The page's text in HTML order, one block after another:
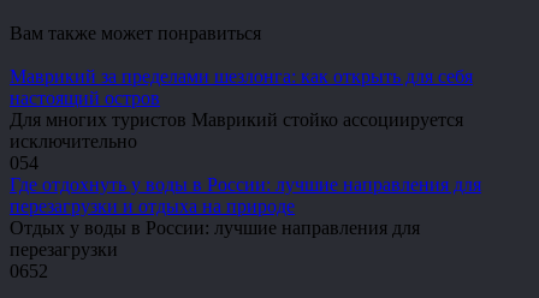
Вам также может понравиться
Маврикий за пределами шезлонга: как открыть для себя
настоящий остров
Для многих туристов Маврикий стойко ассоциируется
исключительно
054
Где отдохнуть у воды в России: лучшие направления для
перезагрузки и отдыха на природе
Отдых у воды в России: лучшие направления для
перезагрузки
0652